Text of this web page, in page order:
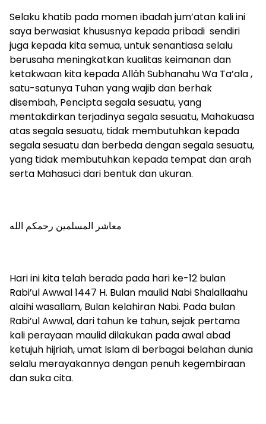
Selaku khatib pada momen ibadah jum’atan kali ini
saya berwasiat khususnya kepada pribadi sendiri
juga kepada kita semua, untuk senantiasa selalu
berusaha meningkatkan kualitas keimanan dan
ketakwaan kita kepada Allâh Subhanahu Wa Ta’ala ,
satu-satunya Tuhan yang wajib dan berhak
disembah, Pencipta segala sesuatu, yang
mentakdirkan terjadinya segala sesuatu, Mahakuasa
atas segala sesuatu, tidak membutuhkan kepada
segala sesuatu dan berbeda dengan segala sesuatu,
yang tidak membutuhkan kepada tempat dan arah
serta Mahasuci dari bentuk dan ukuran.
معاشر المسلمين رحمكم الله
Hari ini kita telah berada pada hari ke-12 bulan
Rabi’ul Awwal 1447 H. Bulan maulid Nabi Shalallaahu
alaihi wasallam, Bulan kelahiran Nabi. Pada bulan
Rabi’ul Awwal, dari tahun ke tahun, sejak pertama
kali perayaan maulid dilakukan pada awal abad
ketujuh hijriah, umat Islam di berbagai belahan dunia
selalu merayakannya dengan penuh kegembiraan
dan suka cita.